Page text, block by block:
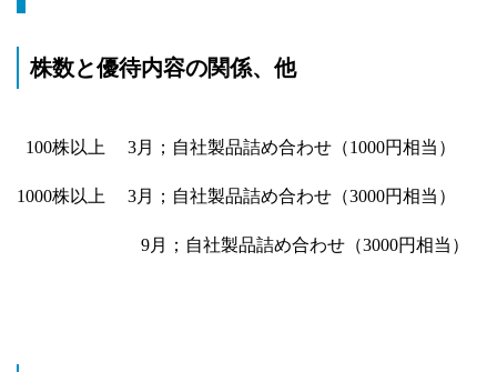
株数と優待内容の関係、他
100株以上 3月；自社製品詰め合わせ（1000円相当）
1000株以上 3月；自社製品詰め合わせ（3000円相当）
9月；自社製品詰め合わせ（3000円相当）